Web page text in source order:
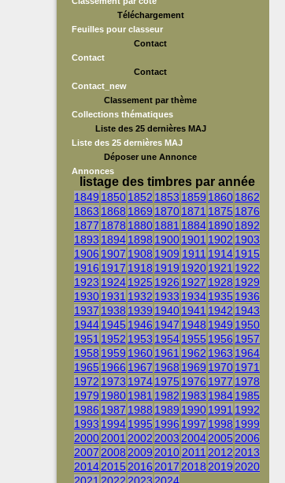
Téléchargement
Feuilles pour classeur
Contact
Contact
Contact
Contact_new
Classement par thème
Collections thématiques
Liste des 25 dernières MAJ
Liste des 25 dernières MAJ
Déposer une Annonce
Annonces
listage des timbres par année
1849 18501852 1853 1859 18601862
1863 1868 1869 18701871 1875 1876
1877 1878 18801881 188418901892
1893 18941898 19001901 1902 1903
1906 1907 1908 1909 1911 19141915
1916 1917 1918 1919 19201921 1922
1923 19241925 1926 1927 1928 1929
19301931 1932 1933 19341935 1936
1937 1938 1939 19401941 1942 1943
19441945 1946 1947 1948 1949 1950
1951 1952 1953 19541955 1956 1957
1958 1959 19601961 1962 1963 1964
1965 1966 1967 1968 1969 19701971
1972 1973 19741975 1976 1977 1978
1979 19801981 1982 1983 19841985
1986 1987 1988 1989 19901991 1992
1993 19941995 1996 1997 1998 1999
20002001 2002 2003 20042005 2006
2007 2008 2009 2010 2011 2012 2013
20142015 2016 2017 2018 2019 2020